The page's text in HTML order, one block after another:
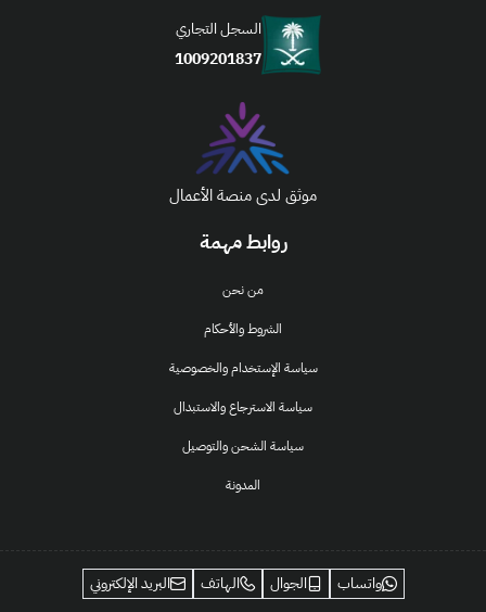
روابط مهمة
من نحن
الشروط والأحكام
سياسة الإستخدام والخصوصية
سياسة الاسترجاع والاستبدال
سياسة الشحن والتوصيل
المدونة
السجل التجاري
1009201837
موثق لدى منصة الأعمال
واتساب الجوال الهاتف البريد الإلكتروني